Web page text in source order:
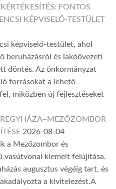
FONTOS
KÉPVISELŐ-TESTÜLET
képviselő-testület, ahol
beruházásról és lakóövezeti
döntés. Az önkormányzat
forrásokat a lehető
miközben új fejlesztéseket
2026-08-04
a Mezőzombor és
vasútvonal kiemelt felújítása.
augusztus végéig tart, és
a kivitelezést.A